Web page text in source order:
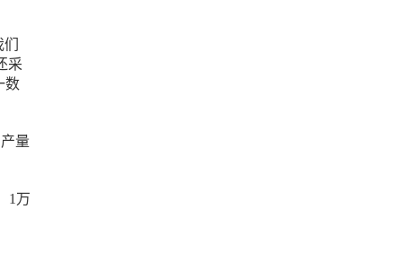
采
数
量
1万